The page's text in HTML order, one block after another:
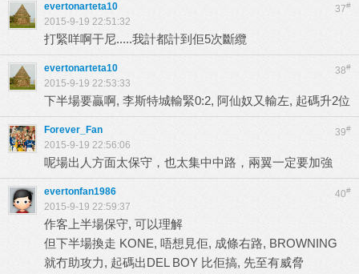
37#
evertonarteta10
2015-9-19 22:51:32
打緊咩啊干尼.....我計都計到佢5次斷纜
38#
evertonarteta10
2015-9-19 22:53:33
下半場要贏啊, 李斯特城輸緊0:2, 阿仙奴又輸左, 起碼升2位
39#
Forever_Fan
2015-9-19 22:56:06
呢場出人方面太保守，也太集中中路，兩翼一定要加強
40#
evertonfan1986
2015-9-19 22:59:37
作客上半場保守, 可以理解
但下半場換走 KONE, 唔想見佢, 成條右路, BROWNING
就冇助攻力, 起碼出DEL BOY 比佢搞, 先至有威脅